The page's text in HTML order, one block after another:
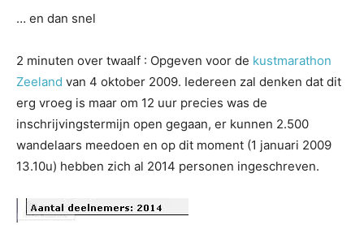
… en dan snel
2 minuten over twaalf : Opgeven voor de kustmarathon
Zeeland van 4 oktober 2009. Iedereen zal denken dat dit
erg vroeg is maar om 12 uur precies was de
inschrijvingstermijn open gegaan, er kunnen 2.500
wandelaars meedoen en op dit moment (1 januari 2009
13.10u) hebben zich al 2014 personen ingeschreven.